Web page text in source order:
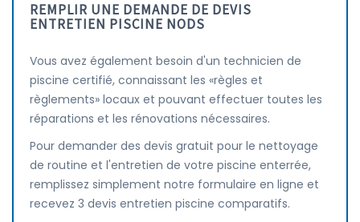
REMPLIR UNE DEMANDE DE DEVIS
ENTRETIEN PISCINE NODS
Vous avez également besoin d'un technicien de
piscine certifié, connaissant les «règles et
règlements» locaux et pouvant effectuer toutes les
réparations et les rénovations nécessaires.
Pour demander des devis gratuit pour le nettoyage
de routine et l'entretien de votre piscine enterrée,
remplissez simplement notre formulaire en ligne et
recevez 3 devis entretien piscine comparatifs.